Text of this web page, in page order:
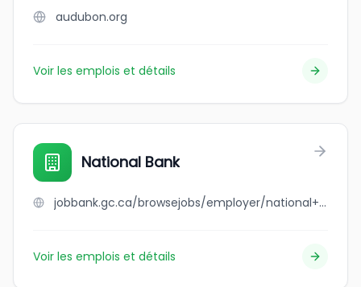
audubon.org
Voir les emplois et détails
National Bank
jobbank.gc.ca/browsejobs/employer/national+bank/ca
Voir les emplois et détails